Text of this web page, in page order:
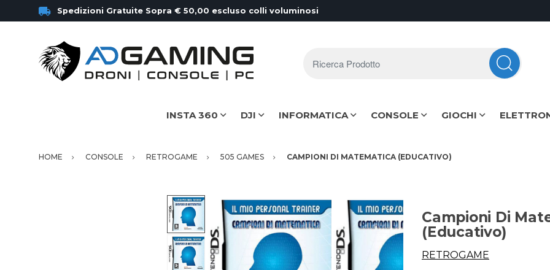
Spedizioni Gratuite Sopra € 50,00 escluso colli voluminosi
INSTA 360 DJI INFORMATICA CONSOLE GIOCHI
HOME CONSOLE RETROGAME 505 GAMES CAMPIONI DI MATEMATICA (EDUCATIVO)
Campioni Di
(Educativo)
RETROGAME